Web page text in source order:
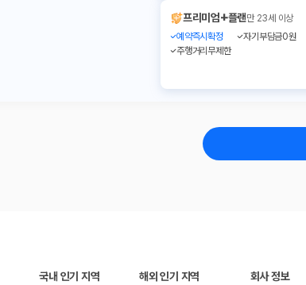
프리미엄+플랜만 23세 이상
예약즉시확정
자기부담금0원
주행거리무제한
국내 인기 지역 해외 인기 지역 회사 정보